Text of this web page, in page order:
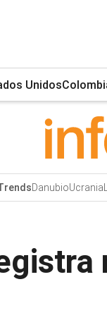
Unidos
DanubioUcrania